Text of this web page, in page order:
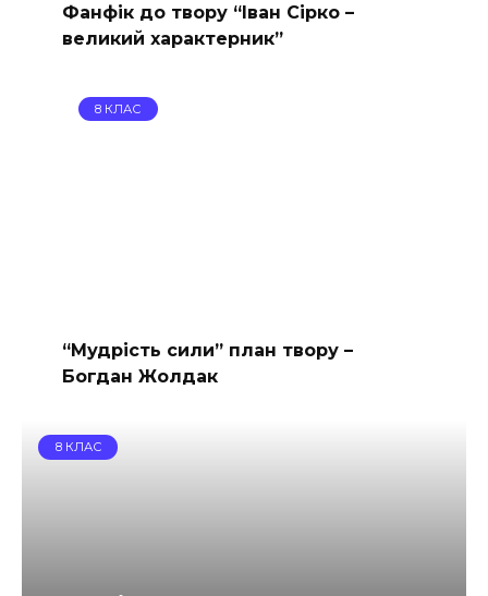
Фанфік до твору “Іван Сірко –
великий характерник​”
8 КЛАС
“Мудрість сили” план твору –
Богдан Жолдак
8 КЛАС